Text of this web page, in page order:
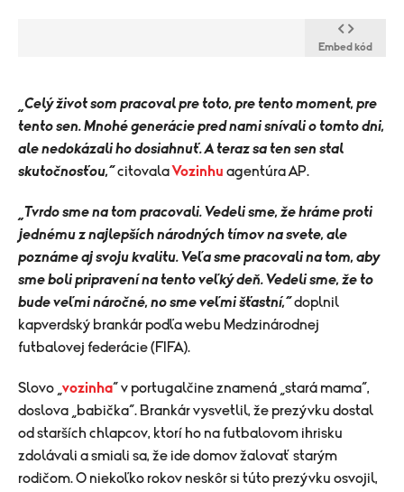
Embed kód
„Celý život som pracoval pre toto, pre tento moment, pre
tento sen. Mnohé generácie pred nami snívali o tomto dni,
ale nedokázali ho dosiahnuť. A teraz sa ten sen stal
skutočnosťou,“citovalaVozinhu agentúra AP.
„Tvrdo sme na tom pracovali. Vedeli sme, že hráme proti
jednému z najlepších národných tímov na svete, ale
poznáme aj svoju kvalitu. Veľa sme pracovali na tom, aby
sme boli pripravení na tento veľký deň. Vedeli sme, že to
bude veľmi náročné, no sme veľmi šťastní,“doplnil
kapverdský brankár podľa webu Medzinárodnej
futbalovej federácie (FIFA).
Slovo „ vozinha“ v portugalčine znamená „stará mama“,
doslova „babička“. Brankár vysvetlil, že prezývku dostal
od starších chlapcov, ktorí ho na futbalovom ihrisku
zdolávali a smiali sa, že ide domov žalovať starým
rodičom. O niekoľko rokov neskôr si túto prezývku osvojil,